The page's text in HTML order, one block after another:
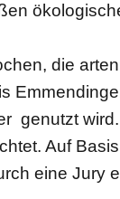
die
genutzt
Auf
eine Jury